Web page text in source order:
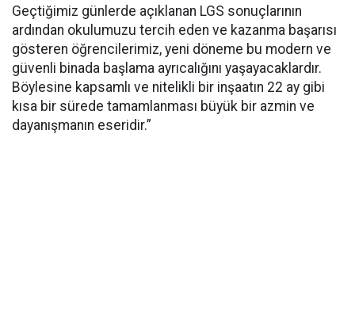
Geçtiğimiz günlerde açıklanan LGS sonuçlarının
ardından okulumuzu tercih eden ve kazanma başarısı
gösteren öğrencilerimiz, yeni döneme bu modern ve
güvenli binada başlama ayrıcalığını yaşayacaklardır.
Böylesine kapsamlı ve nitelikli bir inşaatın 22 ay gibi
kısa bir sürede tamamlanması büyük bir azmin ve
dayanışmanın eseridir.”